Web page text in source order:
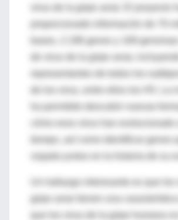
bases, 2.196 genes y 169
de los virus, entre ellos los H5. La
ha permitido descubrir nuevas
tiempo, así como identificar genes
Un hallazgo interesante es que los